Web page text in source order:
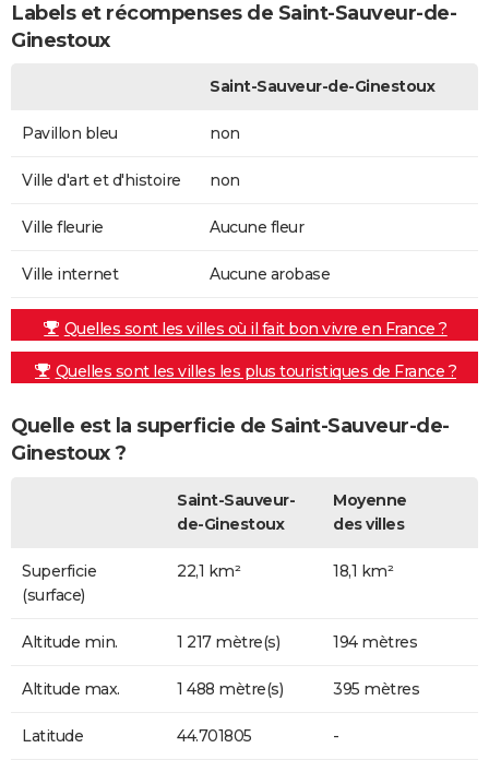
Labels et récompenses de Saint-Sauveur-de-
Ginestoux
Saint-Sauveur-de-Ginestoux
Pavillon bleu non
Ville d'art et d'histoire non
Ville fleurie Aucune fleur
Ville internet Aucune arobase
Quelles sont les villes où il fait bon vivre en France ?
Quelles sont les villes les plus touristiques de France ?
Quelle est la superficie de Saint-Sauveur-de-
Ginestoux ?
Saint-Sauveur-
de-Ginestoux
Moyenne
des villes
Superficie
(surface)
22,1 km² 18,1 km²
Altitude min. 1 217 mètre(s) 194 mètres
Altitude max. 1 488 mètre(s) 395 mètres
Latitude 44.701805 -